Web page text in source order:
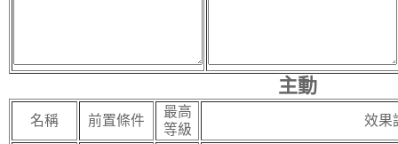
主動
名稱 前置條件
最高
等級
效果